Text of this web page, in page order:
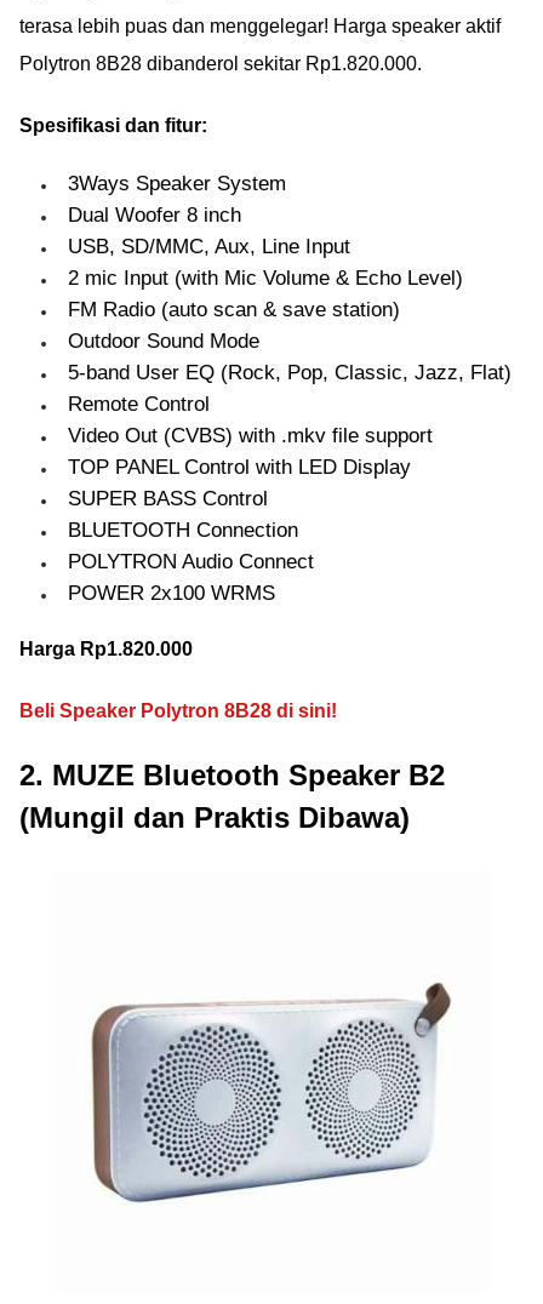
terasa lebih puas dan menggelegar! Harga speaker aktif
Polytron 8B28 dibanderol sekitar Rp1.820.000.
Spesifikasi dan fitur:
3Ways Speaker System
Dual Woofer 8 inch
USB, SD/MMC, Aux, Line Input
2 mic Input (with Mic Volume & Echo Level)
FM Radio (auto scan & save station)
Outdoor Sound Mode
5-band User EQ (Rock, Pop, Classic, Jazz, Flat)
Remote Control
Video Out (CVBS) with .mkv file support
TOP PANEL Control with LED Display
SUPER BASS Control
BLUETOOTH Connection
POLYTRON Audio Connect
POWER 2x100 WRMS
Harga Rp1.820.000
Beli Speaker Polytron 8B28 di sini!
2. MUZE Bluetooth Speaker B2
(Mungil dan Praktis Dibawa)